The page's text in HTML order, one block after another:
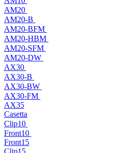
AM20
AM20-B
AM20-BFM
AM20-HBM
AM20-SFM
AM20-DW
AX30
AX30-B
AX30-BW
AX30-FM
AX35
Casetta
Clip10
Front10
Front15
Clip15